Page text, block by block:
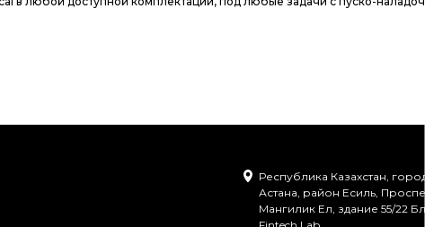
Республика Казахстан,
Астана, район Есиль,
Мангилик Ел, здание 55/22